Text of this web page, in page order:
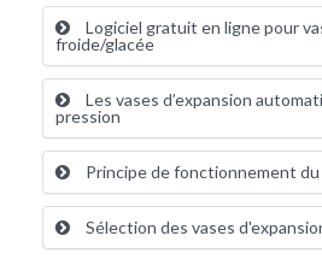
Logiciel gratuit en ligne pour
froide/glacée
Les vases d’expansion
pression
Principe de fonctionnement
Sélection des vases